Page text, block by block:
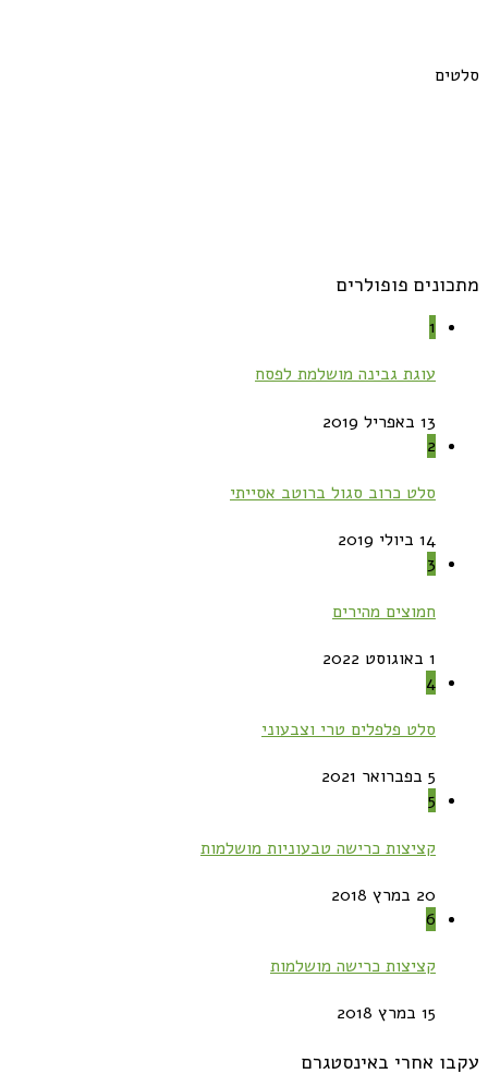
סלטים
מתכונים פופולרים
1
עוגת גבינה מושלמת לפסח
13 באפריל 2019
2
סלט כרוב סגול ברוטב אסייתי
14 ביולי 2019
3
חמוצים מהירים
1 באוגוסט 2022
4
סלט פלפלים טרי וצבעוני
5 בפברואר 2021
5
קציצות כרישה טבעוניות מושלמות
20 במרץ 2018
6
קציצות כרישה מושלמות
15 במרץ 2018
עקבו אחרי באינסטגרם